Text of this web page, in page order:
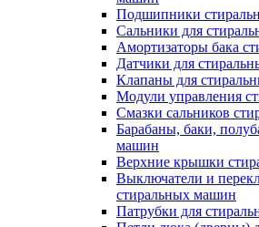
Подшипники
Сальники для
Амортизаторы бака
Датчики для
Клапаны для
Модули управления
Смазки сальников
Барабаны, баки,
машин
Верхние крышки
Выключатели и
стиральных машин
Патрубки для